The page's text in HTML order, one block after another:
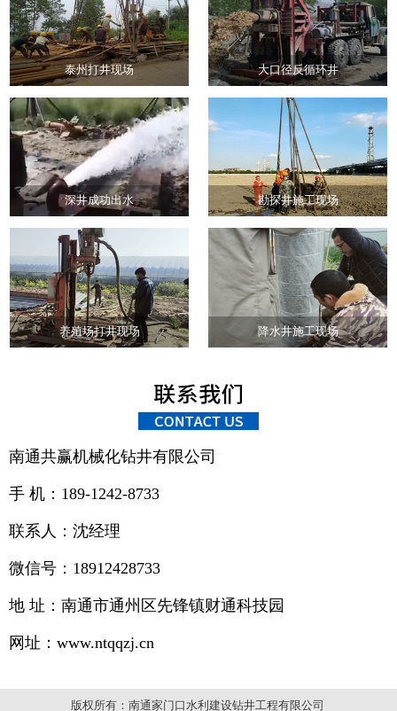
泰州打井现场 大口径反循环井
深井成功出水 勘探井施工现场
养殖场打井现场 降水井施工现场
南通共赢机械化钻井有限公司
手 机：189-1242-8733
联系人：沈经理
微信号：18912428733
地 址：南通市通州区先锋镇财通科技园
网址：www.ntqqzj.cn
版权所有：南通家门口水利建设钻井工程有限公司